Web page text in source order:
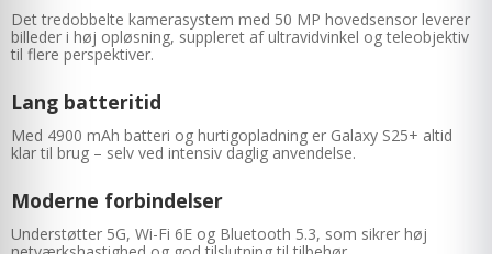
Det tredobbelte kamerasystem med 50 MP hovedsensor leverer
billeder i høj opløsning, suppleret af ultravidvinkel og teleobjektiv
til flere perspektiver.
Lang batteritid
Med 4900 mAh batteri og hurtigopladning er Galaxy S25+ altid
klar til brug – selv ved intensiv daglig anvendelse.
Moderne forbindelser
Understøtter 5G, Wi-Fi 6E og Bluetooth 5.3, som sikrer høj